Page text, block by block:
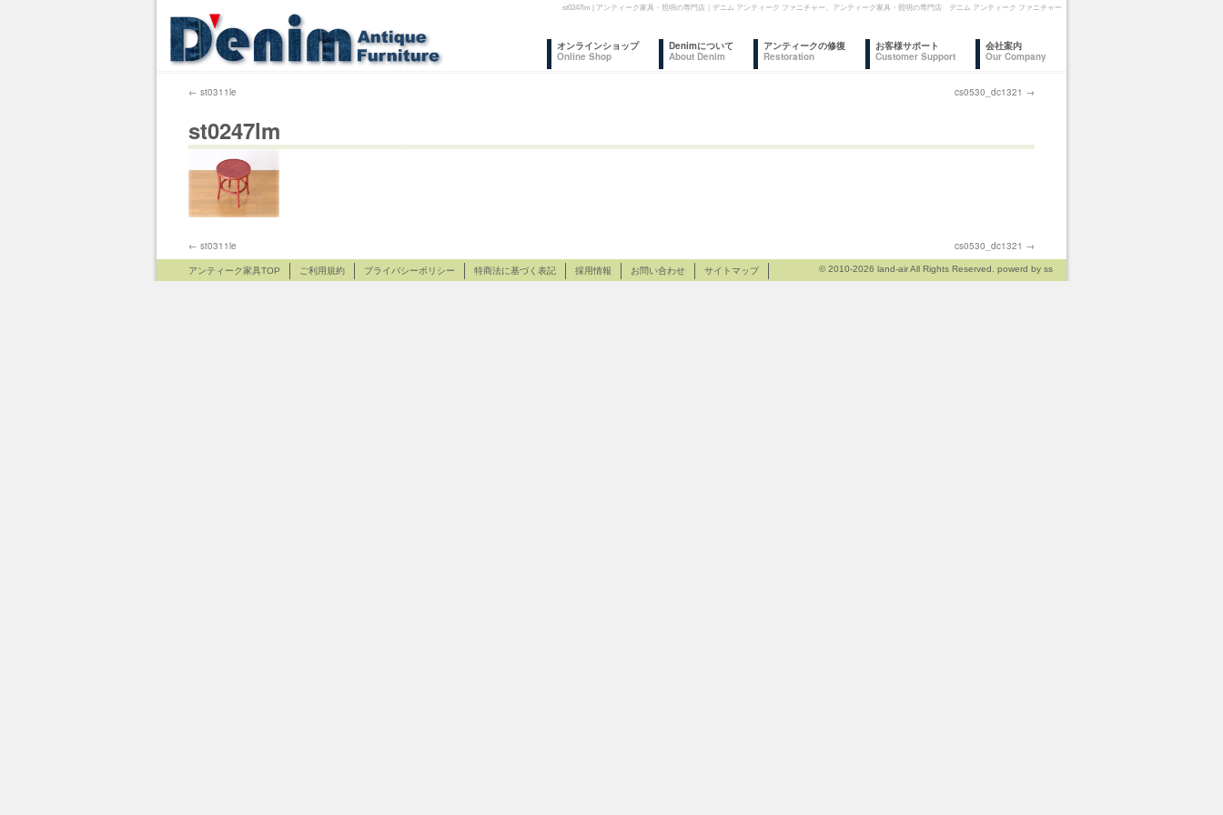
st0247lm | アンティーク家具・照明の専門店｜デニム アンティーク ファニチャー。アンティーク家具・照明の専門店 デニム アンティーク ファニチャー
キ
オンラインショップ
Online Shop
Denimについて
About Denim
アンティークの修復
Restoration
お客様サポート
Customer Support
会社案内
Our Company
← st0311le cs0530_dc1321 →
st0247lm
← st0311le cs0530_dc1321 →
© 2010-2026 land-airAll Rights Reserved. powerd by ss
アンティーク家具TOP ご利用規約 プライバシーポリシー 特商法に基づく表記 採用情報 お問い合わせ サイトマップ